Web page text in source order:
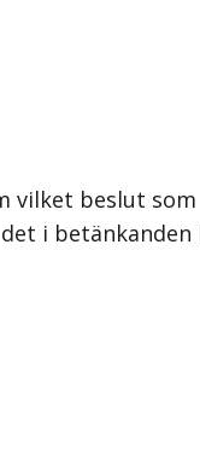
beslut
i betänkanden